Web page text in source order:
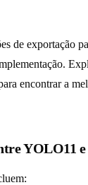
de exportação
encontrar a
YOLO11